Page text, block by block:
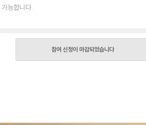
능합니다.
참여 신청이 마감되었습니다